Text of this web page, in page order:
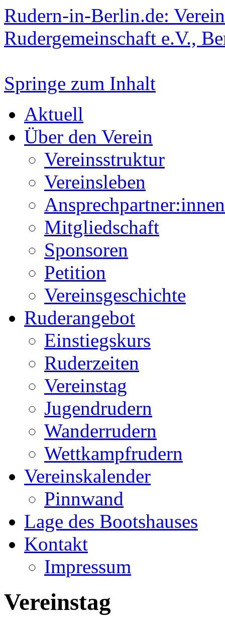
Rudern-in-Berlin.de:
Rudergemeinschaft e.V.,
Springe zum Inhalt
Aktuell
Über den Verein
Vereinsstruktur
Vereinsleben
Ansprechpartner:innen
Mitgliedschaft
Sponsoren
Petition
Vereinsgeschichte
Ruderangebot
Einstiegskurs
Ruderzeiten
Vereinstag
Jugendrudern
Wanderrudern
Wettkampfrudern
Vereinskalender
Pinnwand
Lage des Bootshauses
Kontakt
Impressum
Vereinstag